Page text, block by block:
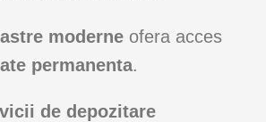
moderne ofera acces
permanenta.
de depozitare